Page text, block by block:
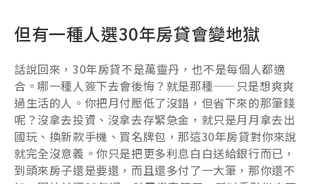
但有一種人選30年房貸會變地獄
話說回來，30年房貸不是萬靈丹，也不是每個人都適
合。哪一種人簽下去會後悔？就是那種——只是想爽爽
過生活的人。你把月付壓低了沒錯，但省下來的那筆錢
呢？沒拿去投資、沒拿去存緊急金，就只是月月拿去出
國玩、換新款手機、買名牌包，那這30年房貸對你來說
就完全沒意義。你只是把更多利息白白送給銀行而已，
到頭來房子還是要還，而且還多付了一大筆，那你還不